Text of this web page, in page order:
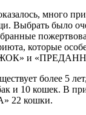
много
Выбрать было
которые
и
более 5 лет,
и 10 кошек. В
22 кошки.